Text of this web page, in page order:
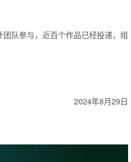
队参与，近百个作品已经投递，组
2024年8月29日